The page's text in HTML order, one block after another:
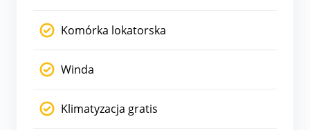
Komórka lokatorska
Winda
Klimatyzacja gratis